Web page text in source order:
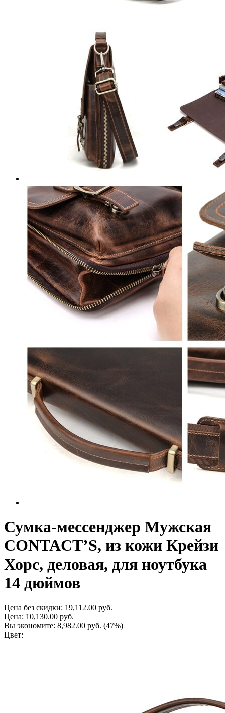
Сумка-мессенджер Мужская
CONTACT’S, из кожи Крейзи
Хорс, деловая, для ноутбука
14 дюймов
Цена без скидки: 19,112.00 руб.
Цена: 10,130.00 руб.
Вы экономите: 8,982.00 руб. (47%)
Цвет: